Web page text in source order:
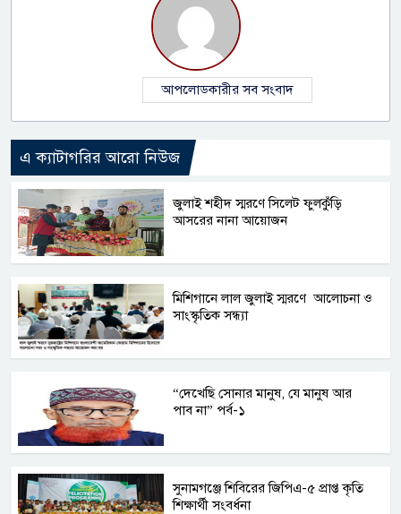
আপলোডকারীর সব সংবাদ
এ ক্যাটাগরির আরো নিউজ
জুলাই শহীদ স্মরণে সিলেট ফুলকুঁড়ি
আসরের নানা আয়োজন
মিশিগানে লাল জুলাই স্মরণে আলোচনা ও
সাংস্কৃতিক সন্ধ্যা
“দেখেছি সোনার মানুষ, যে মানুষ আর
পাব না” পর্ব-১
সুনামগঞ্জে শিবিরের জিপিএ-৫ প্রাপ্ত কৃতি
শিক্ষার্থী সংবর্ধনা